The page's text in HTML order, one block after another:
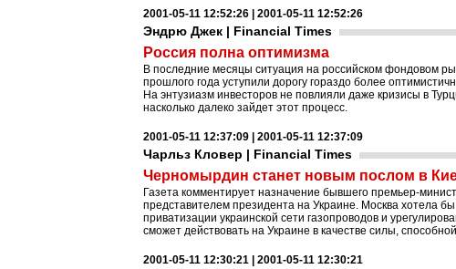
2001-05-11 12:52:26 | 2001-05-11 12:52:26
Эндрю Джек | Financial Times
Россия полна оптимизма
В последние месяцы ситуация на российском фондовом
прошлого года уступили дорогу гораздо более
На энтузиазм инвесторов не повлияли даже кризисы в
насколько далеко зайдет этот процесс.
2001-05-11 12:37:09 | 2001-05-11 12:37:09
Чарльз Кловер | Financial Times
Черномырдин станет новым послом в
Газета комментирует назначение бывшего премьер-
представителем президента на Украине. Москва хотела
приватизации украинской сети газопроводов и
сможет действовать на Украине в качестве силы,
2001-05-11 12:30:21 | 2001-05-11 12:30:21